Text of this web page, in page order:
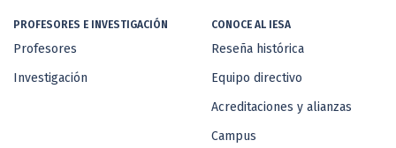
PROFESORES E INVESTIGACIÓN
Profesores
Investigación
CONOCE AL IESA
Reseña histórica
Equipo directivo
Acreditaciones y alianzas
Campus